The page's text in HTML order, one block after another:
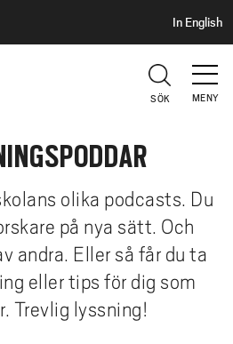
D
H
U
V
In English
MENY
SÖK
olika podcasts. Du
på nya sätt. Och
andra. Eller så får du ta
eller tips för dig som
Trevlig lyssning!